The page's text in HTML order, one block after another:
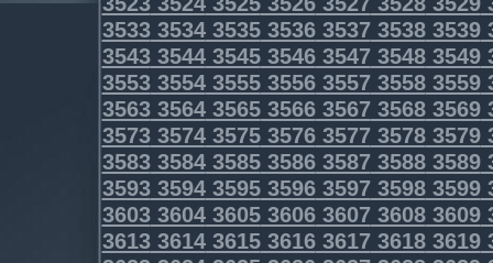
3533353435353536353735383539
3543354435453546354735483549
3553355435553556355735583559
3563356435653566356735683569
3573357435753576357735783579
3583358435853586358735883589
3593359435953596359735983599
3603360436053606360736083609
3613361436153616361736183619